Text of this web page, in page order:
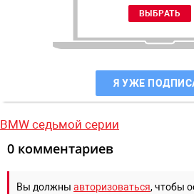
Я УЖЕ
BMW седьмой серии
0 комментариев
Вы должны авторизоваться, чтобы